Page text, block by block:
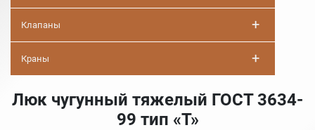
Клапаны +
Краны +
Люк чугунный тяжелый ГОСТ 3634-
99 тип «T»